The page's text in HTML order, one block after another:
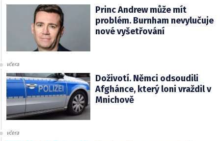
Princ Andrew může mít
problém. Burnham nevylučuje
nové vyšetřování
včera
Doživotí. Němci odsoudili
Afghánce, který loni vraždil v
Mnichově
včera